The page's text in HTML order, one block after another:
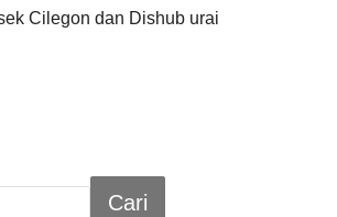
Cilegon dan Dishub urai
Cari